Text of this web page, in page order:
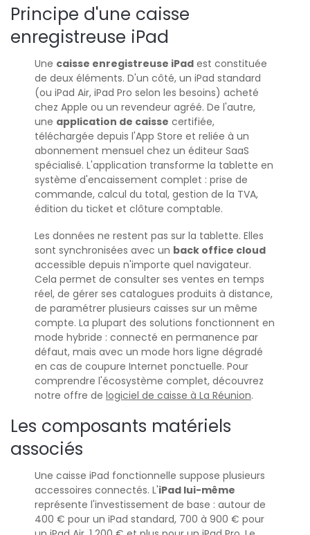
Principe d'une caisse
enregistreuse iPad
Une caisse enregistreuse iPadest constituée
de deux éléments. D'un côté, un iPad standard
(ou iPad Air, iPad Pro selon les besoins) acheté
chez Apple ou un revendeur agréé. De l'autre,
une application de caisse certifiée,
téléchargée depuis l'App Store et reliée à un
abonnement mensuel chez un éditeur SaaS
spécialisé. L'application transforme la tablette en
système d'encaissement complet : prise de
commande, calcul du total, gestion de la TVA,
édition du ticket et clôture comptable.
Les données ne restent pas sur la tablette. Elles
sont synchronisées avec un back office cloud
accessible depuis n'importe quel navigateur.
Cela permet de consulter ses ventes en temps
réel, de gérer ses catalogues produits à distance,
de paramétrer plusieurs caisses sur un même
compte. La plupart des solutions fonctionnent en
mode hybride : connecté en permanence par
défaut, mais avec un mode hors ligne dégradé
en cas de coupure Internet ponctuelle. Pour
comprendre l'écosystème complet, découvrez
notre offre de logiciel de caisse à La Réunion.
Les composants matériels
associés
Une caisse iPad fonctionnelle suppose plusieurs
accessoires connectés. L'iPad lui-même
représente l'investissement de base : autour de
400 € pour un iPad standard, 700 à 900 € pour